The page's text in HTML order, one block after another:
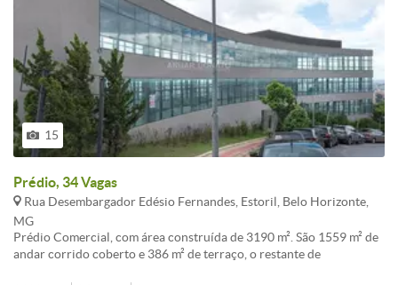
15
Prédio, 34 Vagas
Rua Desembargador Edésio Fernandes, Estoril, Belo Horizonte,
MG
Prédio Comercial, com área construída de 3190 m². São 1559 m² de
andar corrido coberto e 386 m² de terraço, o restante de